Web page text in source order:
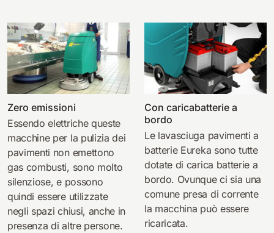
Zero emissioni
Essendo elettriche queste
macchine per la pulizia dei
pavimenti non emettono
gas combusti, sono molto
silenziose, e possono
quindi essere utilizzate
negli spazi chiusi, anche in
presenza di altre persone.
Con caricabatterie a
bordo
Le lavasciuga pavimenti a
batterie Eureka sono tutte
dotate di carica batterie a
bordo. Ovunque ci sia una
comune presa di corrente
la macchina può essere
ricaricata.